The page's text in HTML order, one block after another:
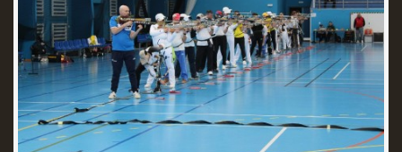
© 2026 eStránky.cz |WebSlice |Tisk |Aktualizováno: 22. 7. 2026|
Nahoru ↑